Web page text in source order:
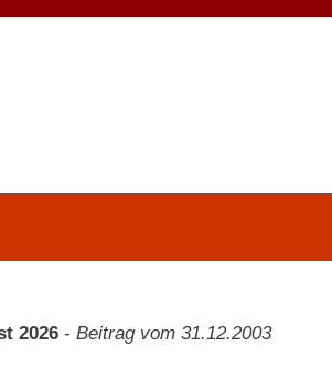
2026 - Beitrag vom 31.12.2003